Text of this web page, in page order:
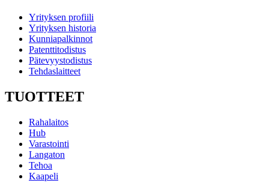
Yrityksen profiili
Yrityksen historia
Kunniapalkinnot
Patenttitodistus
Pätevyystodistus
Tehdaslaitteet
TUOTTEET
Rahalaitos
Hub
Varastointi
Langaton
Tehoa
Kaapeli